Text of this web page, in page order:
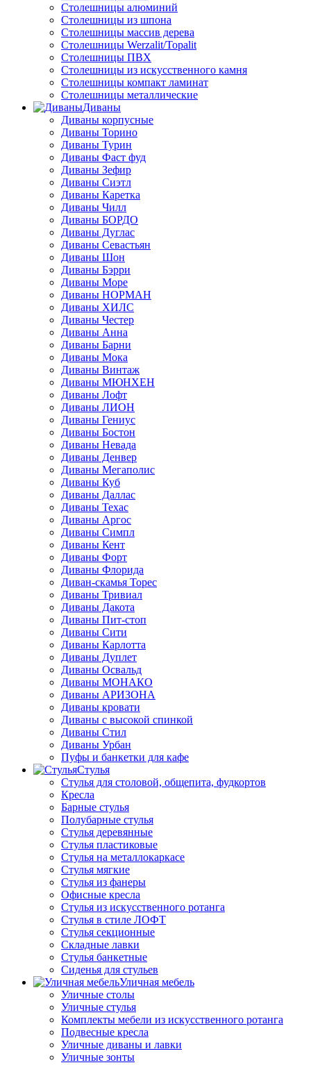
Столешницы алюминий
Столешницы из шпона
Столешницы массив дерева
Столешницы Werzalit/Topalit
Столешницы ПВХ
Столешницы из искусственного камня
Столешницы компакт ламинат
Столешницы металлические
Диваны
Диваны корпусные
Диваны Торино
Диваны Турин
Диваны Фаст фуд
Диваны Зефир
Диваны Сиэтл
Диваны Каретка
Диваны Чилл
Диваны БОРДО
Диваны Дуглас
Диваны Севастьян
Диваны Шон
Диваны Бэрри
Диваны Море
Диваны НОРМАН
Диваны ХИЛС
Диваны Честер
Диваны Анна
Диваны Барни
Диваны Мока
Диваны Винтаж
Диваны МЮНХЕН
Диваны Лофт
Диваны ЛИОН
Диваны Гениус
Диваны Бостон
Диваны Невада
Диваны Денвер
Диваны Мегаполис
Диваны Куб
Диваны Даллас
Диваны Техас
Диваны Аргос
Диваны Симпл
Диваны Кент
Диваны Форт
Диваны Флорида
Диван-скамья Торес
Диваны Тривиал
Диваны Дакота
Диваны Пит-стоп
Диваны Сити
Диваны Карлотта
Диваны Дуплет
Диваны Освальд
Диваны МОНАКО
Диваны АРИЗОНА
Диваны кровати
Диваны с высокой спинкой
Диваны Стил
Диваны Урбан
Пуфы и банкетки для кафе
Стулья
Стулья для столовой, общепита, фудкортов
Кресла
Барные стулья
Полубарные стулья
Стулья деревянные
Стулья пластиковые
Стулья на металлокаркасе
Стулья мягкие
Стулья из фанеры
Офисные кресла
Стулья из искусственного ротанга
Стулья в стиле ЛОФТ
Стулья секционные
Складные лавки
Стулья банкетные
Сиденья для стульев
Уличная мебель
Уличные столы
Уличные стулья
Комплекты мебели из искусственного ротанга
Подвесные кресла
Уличные диваны и лавки
Уличные зонты